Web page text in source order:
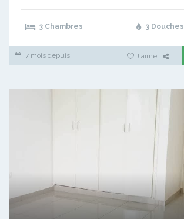
3 Chambres 3 Douches
7 mois depuis J'aime